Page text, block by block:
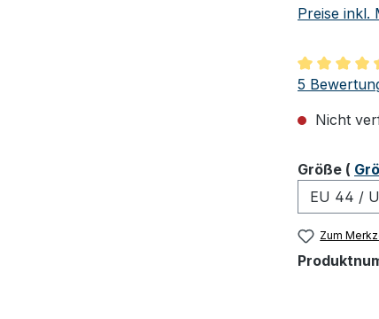
Preise inkl.
5
Nicht
Größe (
Zum